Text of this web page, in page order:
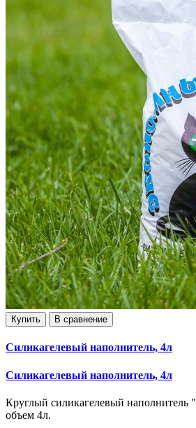
Купить В сравнение
Силикагелевый наполнитель, 4л
Силикагелевый наполнитель, 4л
Круглый силикагелевый
объем 4л.